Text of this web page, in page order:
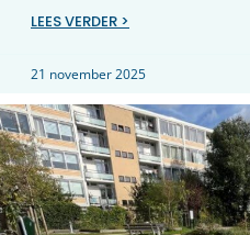
LEES VERDER >
21 november 2025